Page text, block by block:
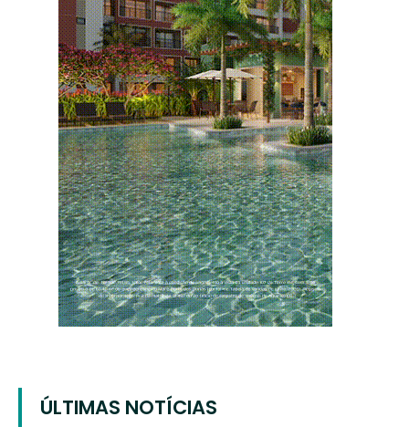
ÚLTIMAS NOTÍCIAS